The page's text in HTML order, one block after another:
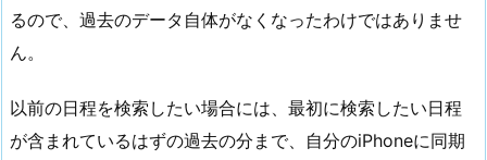
るので、過去のデータ自体がなくなったわけではありませ
ん。
以前の日程を検索したい場合には、最初に検索したい日程
が含まれているはずの過去の分まで、自分のiPhoneに同期